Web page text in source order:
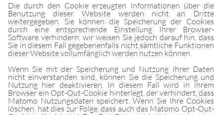
Die durch den Cookie erzeugten Informationen über die
Benutzung dieser Website werden nicht an Dritte
weitergegeben. Sie können die Speicherung der Cookies
durch eine entsprechende Einstellung Ihrer Browser-
Software verhindern; wir weisen Sie jedoch darauf hin, dass
Sie in diesem Fall gegebenenfalls nicht sämtliche Funktionen
dieser Website vollumfänglich werden nutzen können.
Wenn Sie mit der Speicherung und Nutzung Ihrer Daten
nicht einverstanden sind, können Sie die Speicherung und
Nutzung hier deaktivieren. In diesem Fall wird in Ihrem
Browser ein Opt-Out-Cookie hinterlegt, der verhindert, dass
Matomo Nutzungsdaten speichert. Wenn Sie Ihre Cookies
löschen, hat dies zur Folge, dass auch das Matomo Opt-Out-